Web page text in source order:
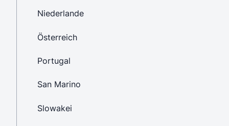
Niederlande
Österreich
Portugal
San Marino
Slowakei